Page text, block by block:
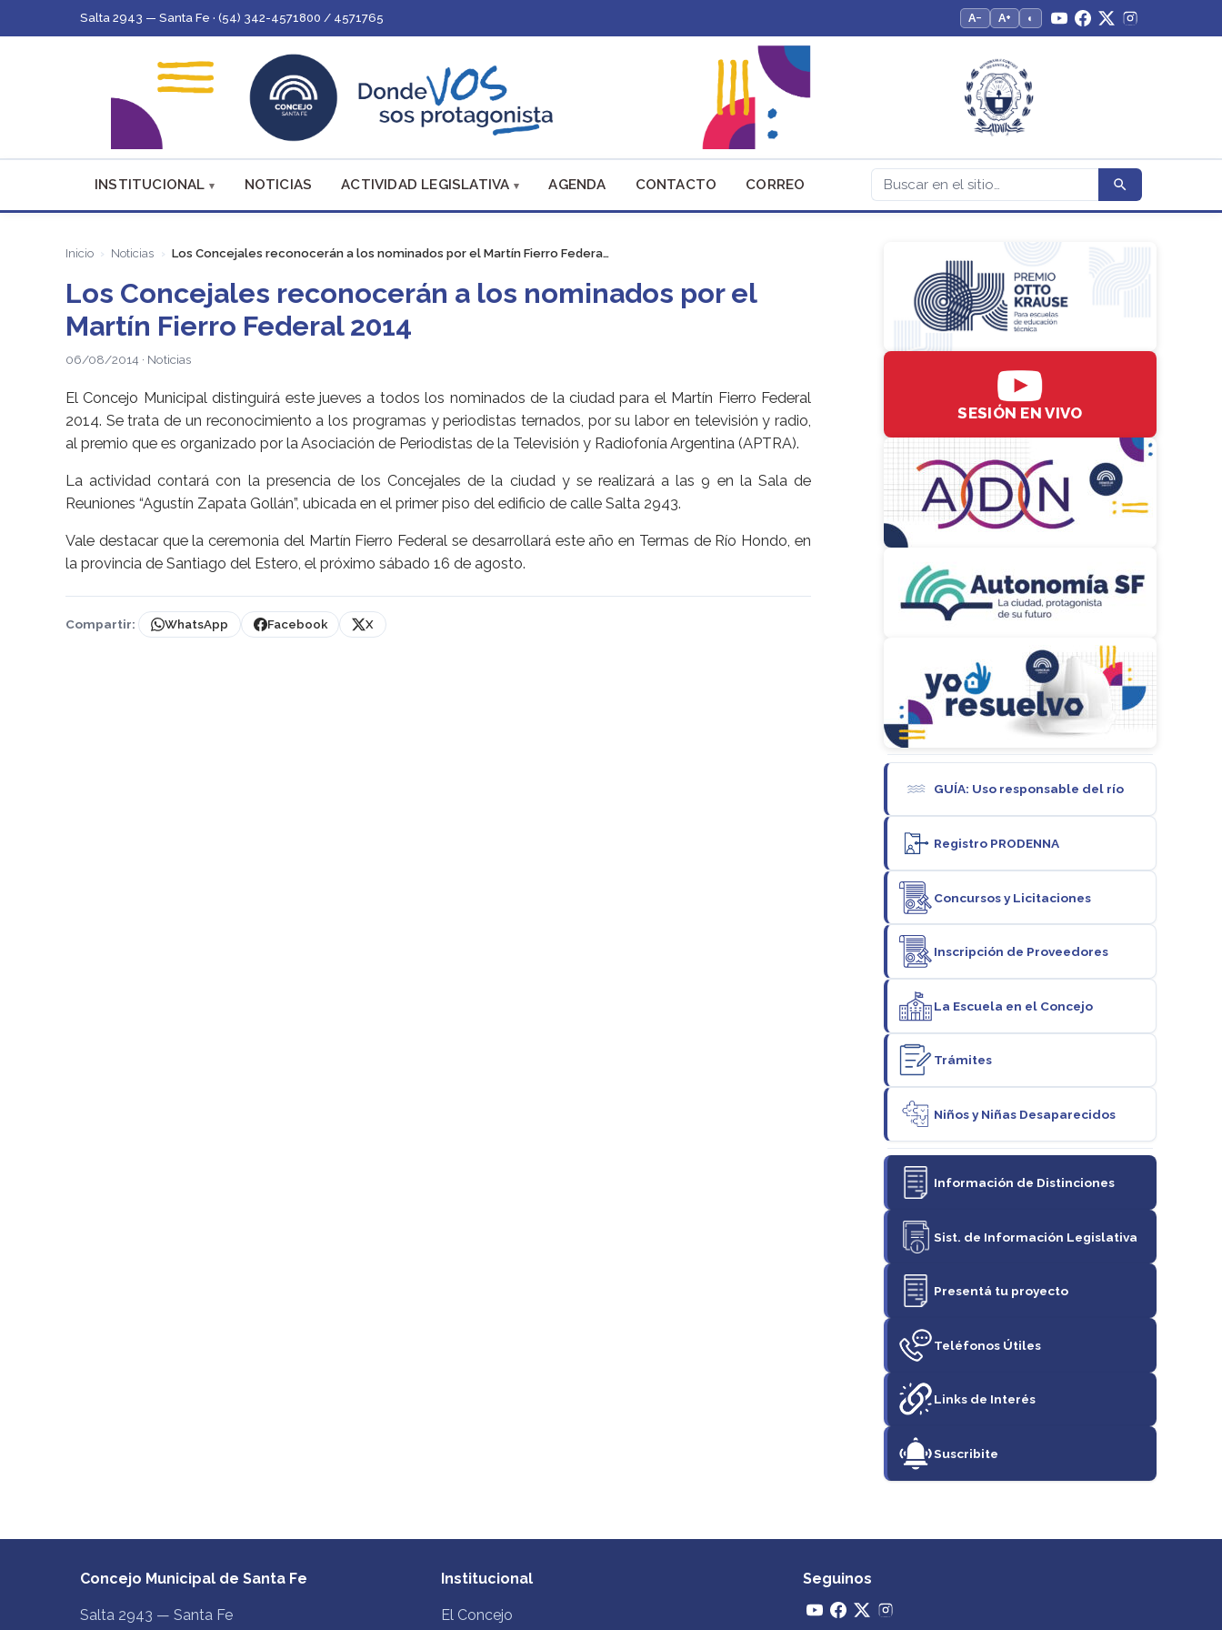
Salta 2943 — Santa Fe · (54) 342-4571800 / 4571765 A− A+ ◐
INSTITUCIONAL NOTICIAS ACTIVIDAD LEGISLATIVA AGENDA CONTACTO CORREO
Inicio Noticias Los Concejales reconocerán a los nominados por el Martín Fierro Federa…
Los Concejales reconocerán a los nominados por el
Martín Fierro Federal 2014
06/08/2014 · Noticias
El Concejo Municipal distinguirá este jueves a todos los nominados de la ciudad para el Martín Fierro Federal
2014. Se trata de un reconocimiento a los programas y periodistas ternados, por su labor en televisión y radio,
al premio que es organizado por la Asociación de Periodistas de la Televisión y Radiofonía Argentina (APTRA).
La actividad contará con la presencia de los Concejales de la ciudad y se realizará a las 9 en la Sala de
Reuniones “Agustín Zapata Gollán”, ubicada en el primer piso del edificio de calle Salta 2943.
Vale destacar que la ceremonia del Martín Fierro Federal se desarrollará este año en Termas de Río Hondo, en
la provincia de Santiago del Estero, el próximo sábado 16 de agosto.
Compartir: WhatsApp Facebook X
SESIÓN EN VIVO
GUÍA: Uso responsable del río
Registro PRODENNA
Concursos y Licitaciones
Inscripción de Proveedores
La Escuela en el Concejo
Trámites
Niños y Niñas Desaparecidos
Información de Distinciones
Sist. de Información Legislativa
Presentá tu proyecto
Teléfonos Útiles
Links de Interés
Suscribite
Concejo Municipal de Santa Fe
Salta 2943 — Santa Fe
Institucional
El Concejo
Seguinos